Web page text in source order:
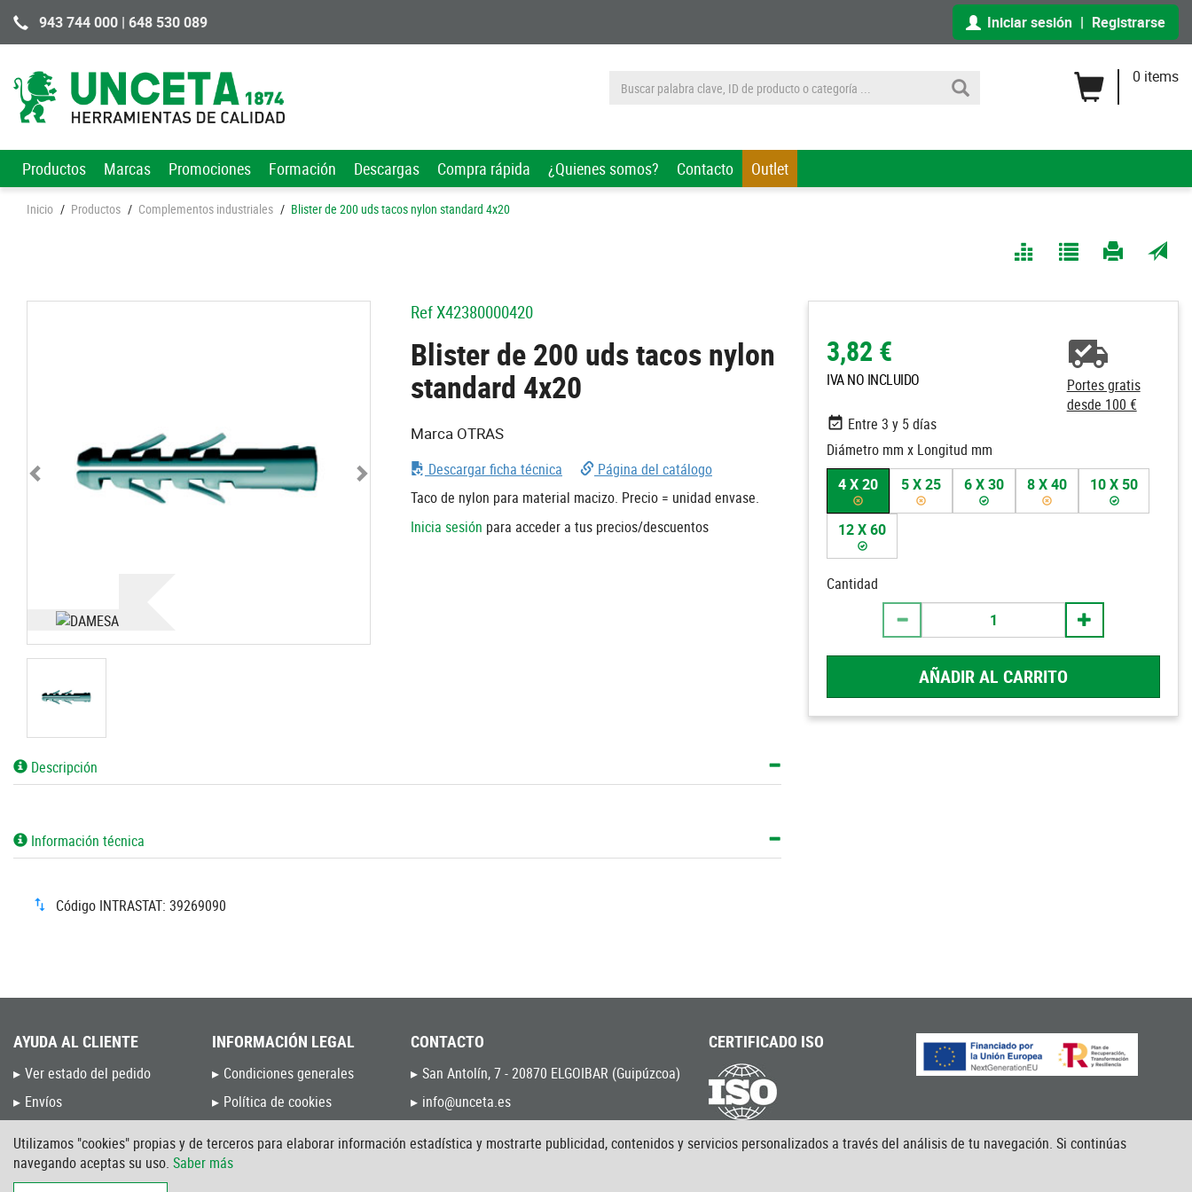
Utilizamos "cookies" propias y de terceros para elaborar información estadística y mostrarte publicidad, contenidos y servicios personalizados a través del análisis de tu navegación. Si continúas
navegando aceptas su uso. Saber más
943 744 000 | 648 530 089 Iniciar sesión | Registrarse
0 items
Productos Marcas Promociones Formación Descargas Compra rápida ¿Quienes somos? Contacto Outlet
Inicio / Productos / Complementos industriales / Blister de 200 uds tacos nylon standard 4x20
RefX42380000420
Blister de 200 uds tacos nylon
standard 4x20
3,82 €
IVA NO INCLUIDO
Portes gratis
desde 100 €
Entre 3 y 5 días
Diámetro mm x Longitud mm
4 X 20
5 X 25 6 X 30 8 X 40 10 X 50
12 X 60
Cantidad
AÑADIR AL CARRITO
Marca OTRAS
Descargar ficha técnica
Página del catálogo
Taco de nylon para material macizo. Precio = unidad envase.
Inicia sesión para acceder a tus precios/descuentos
Descripción
Información técnica
Código INTRASTAT: 39269090
AYUDA AL CLIENTE
Ver estado del pedido
Envíos
Preguntas frecuentes
Blog de Unceta
INFORMACIÓN LEGAL
Condiciones generales
Política de cookies
Aviso Legal
CONTACTO
San Antolín, 7 - 20870 ELGOIBAR (Guipúzcoa)
info@unceta.es
CERTIFICADO ISO
9001:2015